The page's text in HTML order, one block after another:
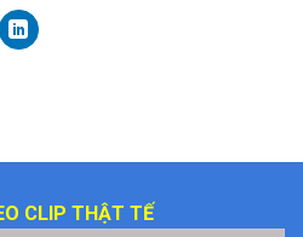
CLIP THẬT TẾ